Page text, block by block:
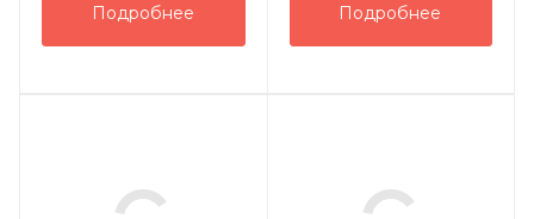
Подробнее Подробнее